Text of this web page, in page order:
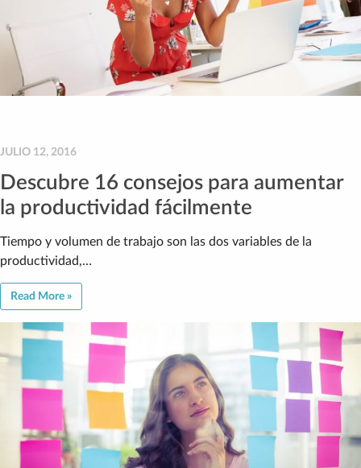
JULIO 12, 2016
Descubre 16 consejos para aumentar
la productividad fácilmente
Tiempo y volumen de trabajo son las dos variables de la
productividad,…
Read More »